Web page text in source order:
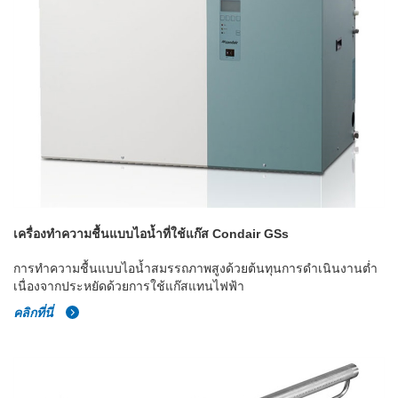
เครื่องทำความชื้นแบบไอน้ำที่ใช้แก๊ส Condair GSs
การทำความชื้นแบบไอน้ำสมรรถภาพสูงด้วยต้นทุนการดำเนินงานต่ำ
เนื่องจากประหยัดด้วยการใช้แก๊สแทนไฟฟ้า
คลิกที่นี่